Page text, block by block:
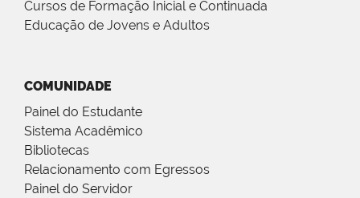
Cursos de Formação Inicial e Continuada
Educação de Jovens e Adultos
COMUNIDADE
Painel do Estudante
Sistema Acadêmico
Bibliotecas
Relacionamento com Egressos
Painel do Servidor